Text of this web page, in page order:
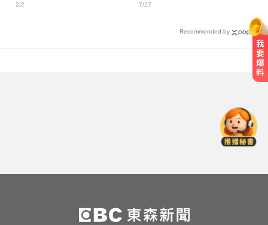
2/2
折！
7/27
Recommended by
時間一次看
愛玩車／700匹馬力！奧斯頓馬丁
DB12 S登場